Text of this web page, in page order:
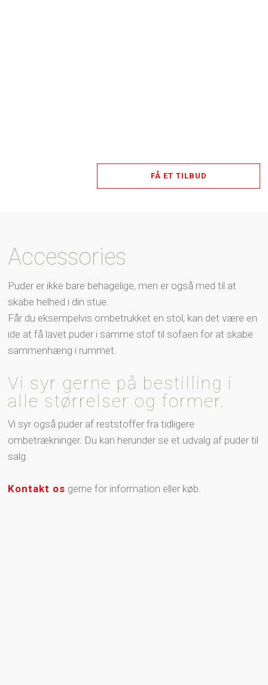
FÅ ET TILBUD
Accessories
Puder er ikke bare behagelige, men er også med til at
skabe helhed i din stue.
Får du eksempelvis ombetrukket en stol, kan det være en
ide at få lavet puder i samme stof til sofaen for at skabe
sammenhæng i rummet.
​​Vi syr gerne på bestilling i
alle størrelser og former.
Vi syr også puder af reststoffer fra tidligere
ombetrækninger. Du kan herunder se et udvalg af puder til
salg.
Kontakt os gerne for information eller køb.